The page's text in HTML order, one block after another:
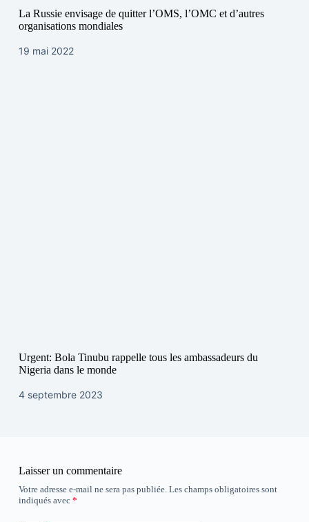
La Russie envisage de quitter l’OMS, l’OMC et d’autres
organisations mondiales
19 mai 2022
Urgent: Bola Tinubu rappelle tous les ambassadeurs du
Nigeria dans le monde
4 septembre 2023
Laisser un commentaire
Votre adresse e-mail ne sera pas publiée. Les champs obligatoires sont
indiqués avec *